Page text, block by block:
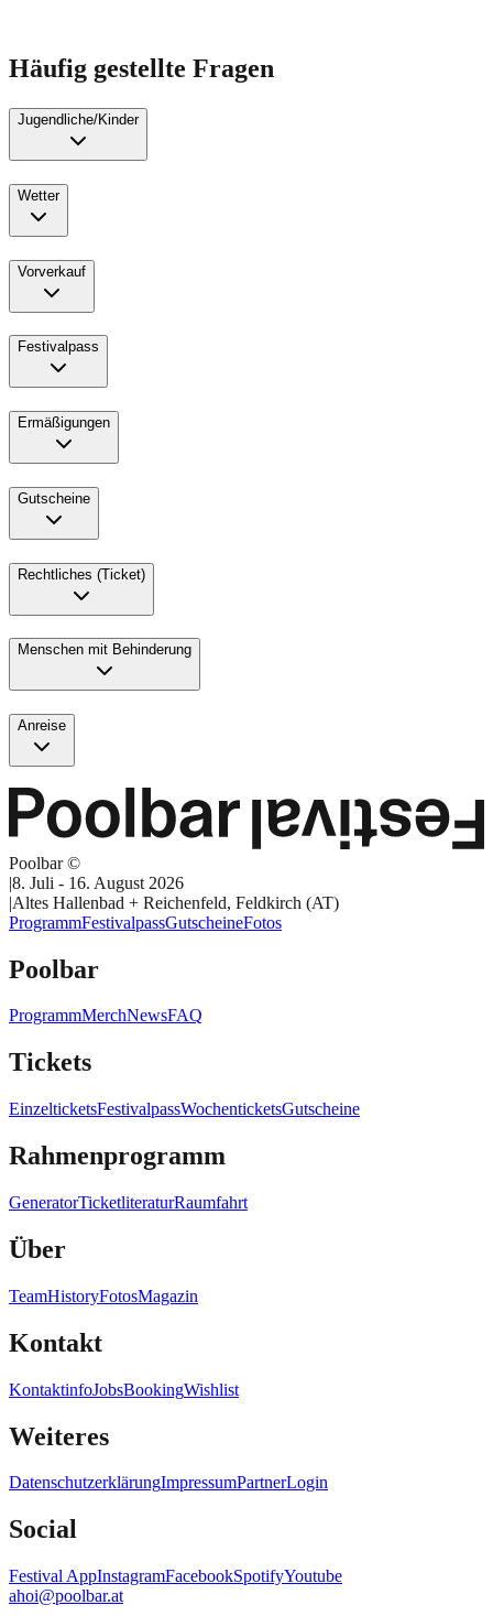
Häufig gestellte Fragen
Jugendliche/Kinder
Wetter
Vorverkauf
Festivalpass
Ermäßigungen
Gutscheine
Rechtliches (Ticket)
Menschen mit Behinderung
Anreise
Poolbar ©
|8. Juli - 16. August 2026
|Altes Hallenbad + Reichenfeld, Feldkirch (AT)
ProgrammFestivalpassGutscheineFotos
Poolbar
ProgrammMerchNewsFAQ
Tickets
EinzelticketsFestivalpassWochenticketsGutscheine
Rahmenprogramm
GeneratorTicketliteraturRaumfahrt
Über
TeamHistoryFotosMagazin
Kontakt
KontaktinfoJobsBookingWishlist
Weiteres
DatenschutzerklärungImpressumPartnerLogin
Social
Festival AppInstagramFacebookSpotifyYoutube
ahoi@poolbar.at